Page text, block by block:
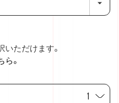
ただけます。
ら。